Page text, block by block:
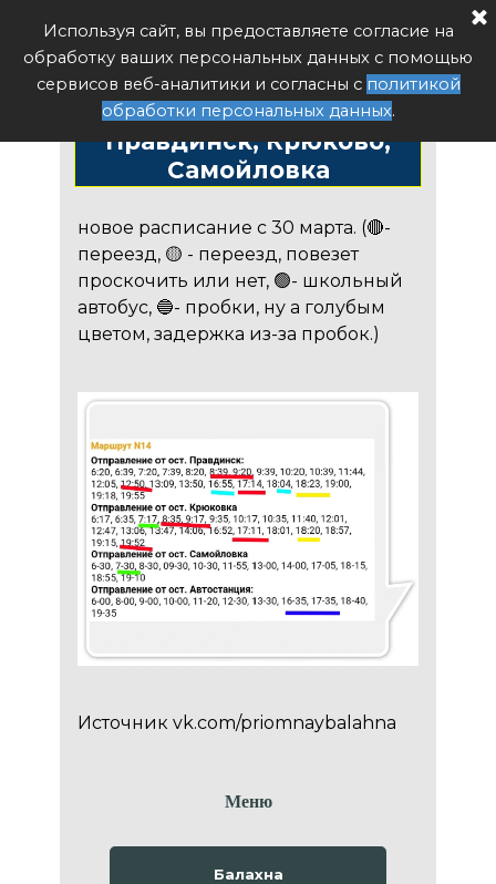
Используя сайт, вы предоставляете согласие на
обработку ваших персональных данных с помощью
сервисов веб-аналитики и согласны с политикой
обработки персональных данных.
Поиск
Расписание автобуса
№14 из Балахны в 14
Правдинск, Крюково,
Самойловка
новое расписание с 30 марта. (🔴-
переезд, 🟡 - переезд, повезет
проскочить или нет, 🟢- школьный
автобус, 🔵- пробки, ну а голубым
цветом, задержка из-за пробок.)
Источникvk.com/priomnaybalahna
Меню
Балахна